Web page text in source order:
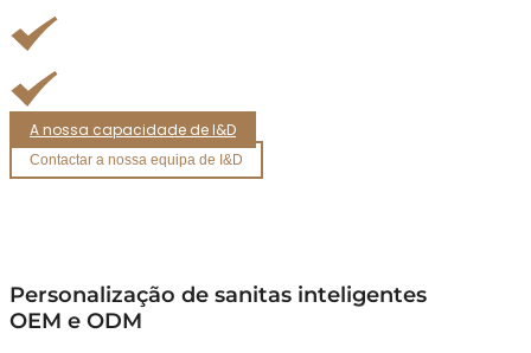
Bidé inovador e eficiência energética
A nossa capacidade de I&D
Contactar a nossa equipa de I&D
Personalização de sanitas inteligentes
OEM e ODM